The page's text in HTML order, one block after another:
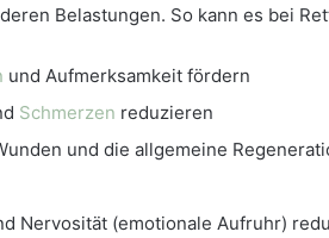
Belastungen. So kann es bei
und Aufmerksamkeit fördern
Schmerzen reduzieren
und die allgemeine
Nervosität (emotionale Aufruhr)